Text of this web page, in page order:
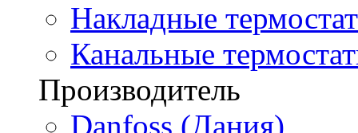
Накладные
Канальные
Производитель
Danfoss (Дания)